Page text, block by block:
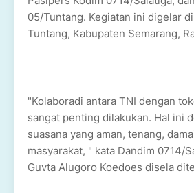
05/Tuntang. Kegiatan ini digelar
Tuntang, Kabupaten Semarang,
"Kolaboradi antara TNI dengan
sangat penting dilakukan. Hal ini
suasana yang aman, tenang,
masyarakat, " kata Dandim 0714/
Guvta Alugoro Koedoes disela